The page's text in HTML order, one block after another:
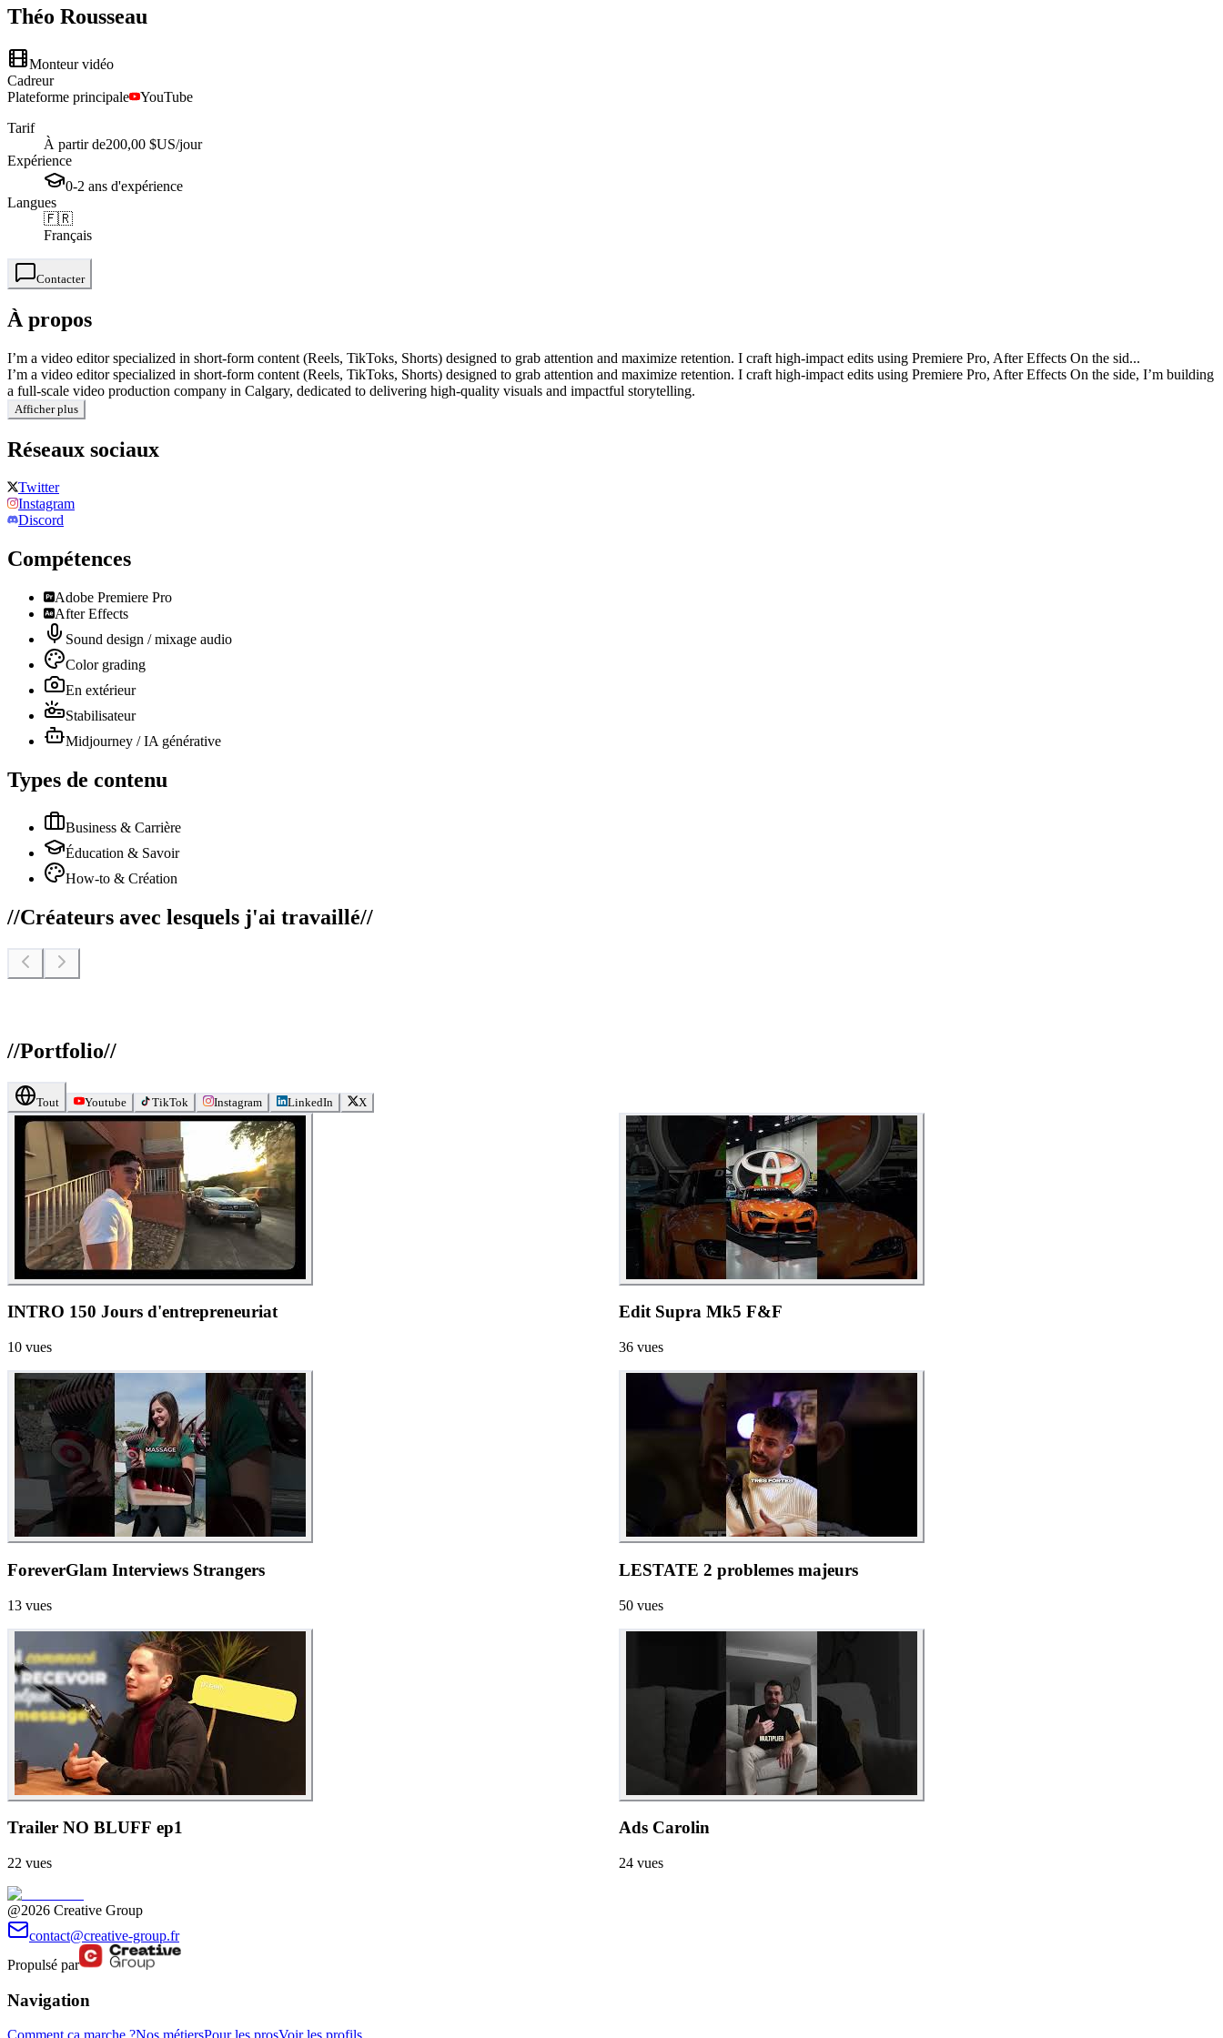
Théo Rousseau
Monteur vidéo
Cadreur
Plateforme principale
YouTube
Tarif
À partir de200,00 $US/jour
Expérience
0-2 ans d'expérience
Langues
🇫🇷
Français
Contacter
À propos
I’m a video editor specialized in short-form content (Reels, TikToks, Shorts) designed to grab attention and maximize retention. I craft high-impact edits using Premiere Pro, After Effects On the sid...
I’m a video editor specialized in short-form content (Reels, TikToks, Shorts) designed to grab attention and maximize retention. I craft high-impact edits using Premiere Pro, After Effects On the side, I’m building
a full-scale video production company in Calgary, dedicated to delivering high-quality visuals and impactful storytelling.
Afficher plus
Réseaux sociaux
Twitter
Instagram
Discord
Compétences
Adobe Premiere Pro
After Effects
Sound design / mixage audio
Color grading
En extérieur
Stabilisateur
Midjourney / IA générative
Types de contenu
Business & Carrière
Éducation & Savoir
How-to & Création
//Créateurs avec lesquels j'ai travaillé//
//Portfolio//
Tout Youtube TikTok Instagram LinkedIn X
INTRO 150 Jours d'entrepreneuriat
10 vues
ForeverGlam Interviews Strangers
13 vues
Trailer NO BLUFF ep1
22 vues
Edit Supra Mk5 F&F
36 vues
LESTATE 2 problemes majeurs
50 vues
Ads Carolin
24 vues
@2026 Creative Group
contact@creative-group.fr
Propulsé par
Navigation